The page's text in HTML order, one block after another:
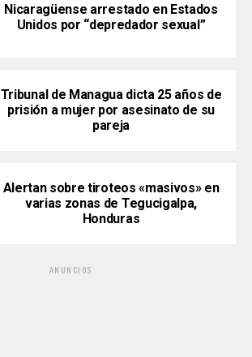
Nicaragüense arrestado en Estados
Unidos por “depredador sexual”
Tribunal de Managua dicta 25 años de
prisión a mujer por asesinato de su
pareja
Alertan sobre tiroteos «masivos» en
varias zonas de Tegucigalpa,
Honduras
ANUNCIOS